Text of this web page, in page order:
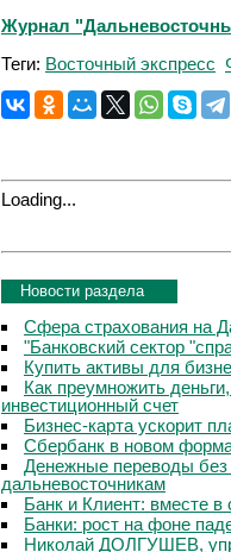
Журнал
Теги: Восточный экспресс
Loading...
Новости раздела
Сфера страхования на
"Банковский сектор
Купить активы для
Как преумножить
инвестиционный счет
Бизнес-карта ускорит
Сбербанк в новом
Денежные переводы без
дальневосточникам
Банк и Клиент: вместе в
Банки: рост на фоне
Николай ДОЛГУШЕВ,